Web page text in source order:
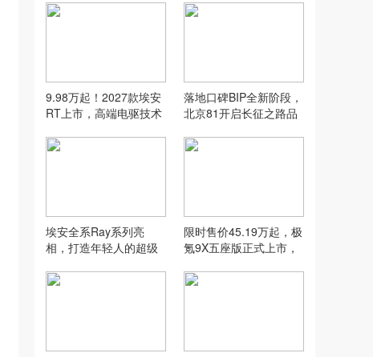
9.98万起！2027款埃安
RT上市，高端电驱技术
落地口碑BIP全新阶段，
北京81开启长征之路品
埃安全系Ray系列亮
相，打造年轻人的超级
限时售价45.19万起，极
氪9X五座版正式上市，